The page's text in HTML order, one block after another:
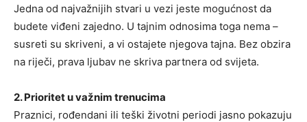
Jedna od najvažnijih stvari u vezi jeste mogućnost da
budete viđeni zajedno. U tajnim odnosima toga nema –
susreti su skriveni, a vi ostajete njegova tajna. Bez obzira
na riječi, prava ljubav ne skriva partnera od svijeta.
2. Prioritet u važnim trenucima
Praznici, rođendani ili teški životni periodi jasno pokazuju